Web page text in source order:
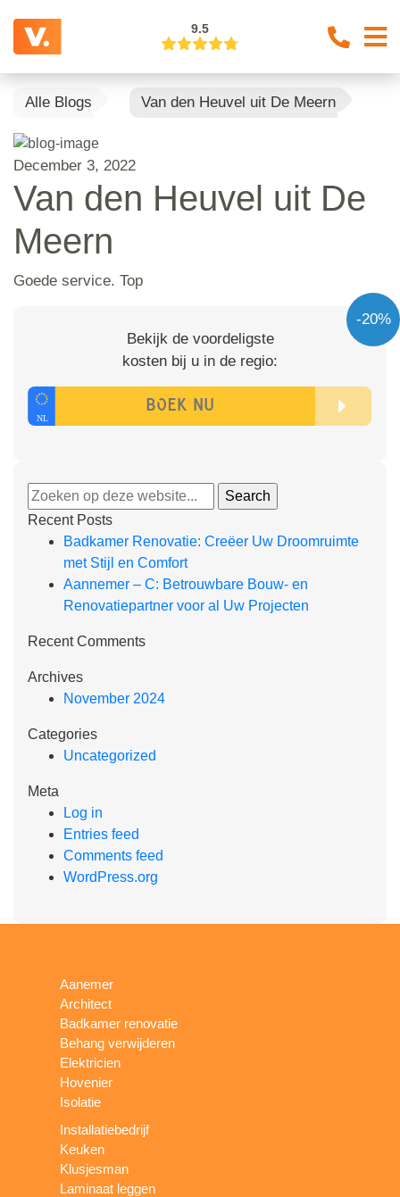
9.5
Alle Blogs Van den Heuvel uit De Meern
December 3, 2022
Van den Heuvel uit De
Meern
Goede service. Top
-20%
Bekijk de voordeligste
kosten bij u in de regio:
Recent Posts
Badkamer Renovatie: Creëer Uw Droomruimte
met Stijl en Comfort
Aannemer – C: Betrouwbare Bouw- en
Renovatiepartner voor al Uw Projecten
Recent Comments
Archives
November 2024
Categories
Uncategorized
Meta
Log in
Entries feed
Comments feed
WordPress.org
Aanemer
Architect
Badkamer renovatie
Behang verwijderen
Elektricien
Hovenier
Isolatie
Installatiebedrijf
Keuken
Klusjesman
Laminaat leggen